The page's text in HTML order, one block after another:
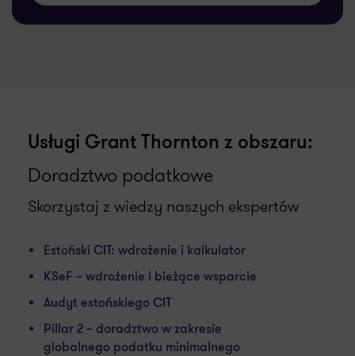
Usługi Grant Thornton z obszaru:
Doradztwo podatkowe
Skorzystaj z wiedzy naszych ekspertów
Estoński CIT: wdrożenie i kalkulator
KSeF – wdrożenie i bieżące wsparcie
Audyt estońskiego CIT
Pillar 2 – doradztwo w zakresie
globalnego podatku minimalnego